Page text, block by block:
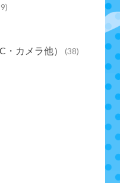
カメラ他） (38)